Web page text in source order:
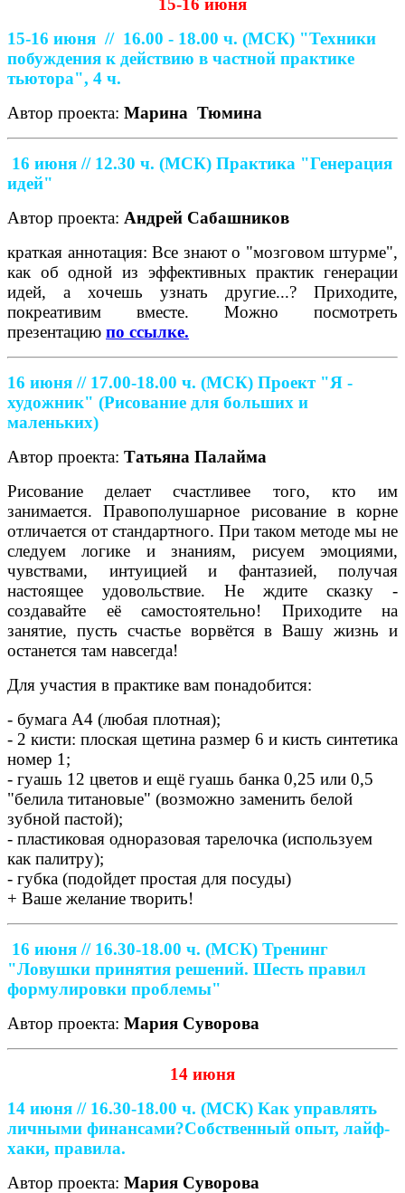
15-16 июня // 16.00 - 18.00 ч. (МСК) "Техники
побуждения к действию в частной практике
тьютора", 4 ч.
Автор проекта: Марина Тюмина
16 июня // 12.30 ч. (МСК) Практика "Генерация
идей"
Автор проекта: Андрей Сабашников
краткая аннотация: Все знают о "мозговом штурме",
как об одной из эффективных практик генерации
идей, а хочешь узнать другие...? Приходите,
покреативим вместе. Можно посмотреть
презентацию по ссылке.
16 июня // 17.00-18.00 ч. (МСК) Проект "Я -
художник" (Рисование для больших и
маленьких)
Автор проекта: Татьяна Палайма
Рисование делает счастливее того, кто им
занимается. Правополушарное рисование в корне
отличается от стандартного. При таком методе мы не
следуем логике и знаниям, рисуем эмоциями,
чувствами, интуицией и фантазией, получая
настоящее удовольствие. Не ждите сказку -
создавайте её самостоятельно! Приходите на
занятие, пусть счастье ворвётся в Вашу жизнь и
останется там навсегда!
Для участия в практике вам понадобится:
- бумага А4 (любая плотная);
- 2 кисти: плоская щетина размер 6 и кисть синтетика
номер 1;
- гуашь 12 цветов и ещё гуашь банка 0,25 или 0,5
"белила титановые" (возможно заменить белой
зубной пастой);
- пластиковая одноразовая тарелочка (используем
как палитру);
- губка (подойдет простая для посуды)
+ Ваше желание творить!
16 июня // 16.30-18.00 ч. (МСК) Тренинг
"Ловушки принятия решений. Шесть правил
формулировки проблемы"
Автор проекта: Мария Суворова
14 июня
14 июня // 16.30-18.00 ч. (МСК) Как управлять
личными финансами?Собственный опыт, лайф-
хаки, правила.
Автор проекта: Мария Суворова